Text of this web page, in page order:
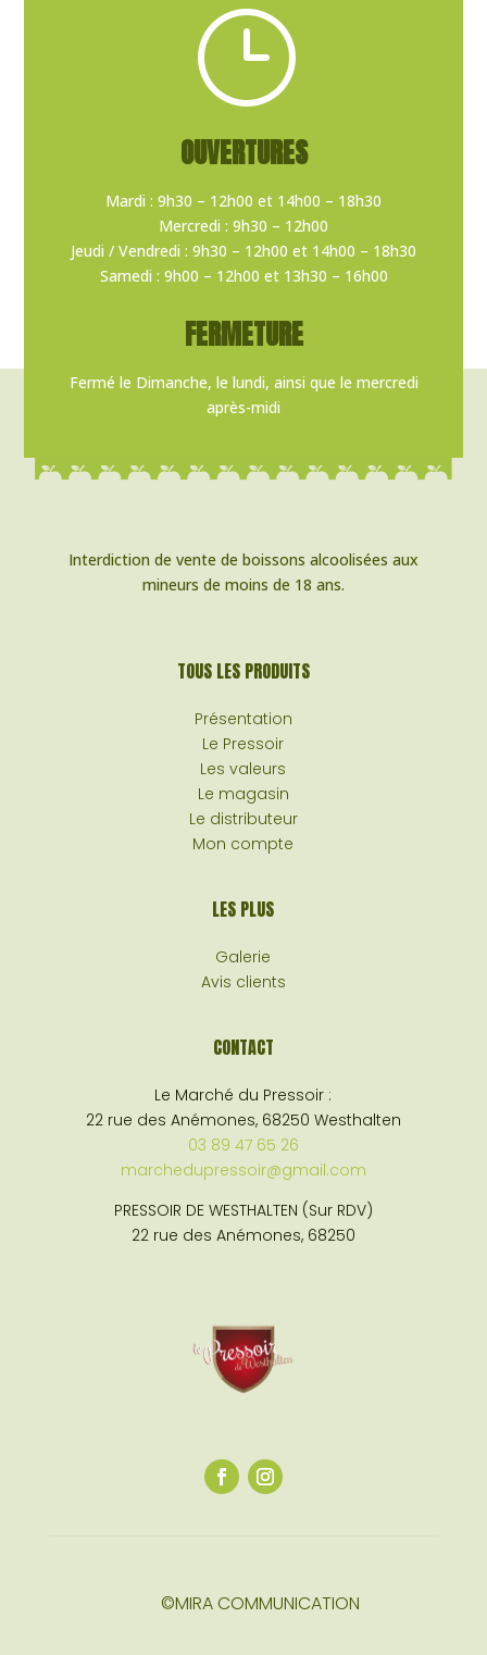
}
OUVERTURES
Mardi : 9h30 – 12h00 et 14h00 – 18h30
Mercredi : 9h30 – 12h00
Jeudi / Vendredi : 9h30 – 12h00 et 14h00 – 18h30
Samedi : 9h00 – 12h00 et 13h30 – 16h00
FERMETURE
Fermé le Dimanche, le lundi, ainsi que le mercredi
après-midi
Interdiction de vente de boissons alcoolisées aux
mineurs de moins de 18 ans.
TOUS LES PRODUITS
Présentation
Le Pressoir
Les valeurs
Le magasin
Le distributeur
Mon compte
LES PLUS
Galerie
Avis clients
CONTACT
Le Marché du Pressoir :
22 rue des Anémones, 68250 Westhalten
03 89 47 65 26
marchedupressoir@gmail.com
PRESSOIR DE WESTHALTEN (Sur RDV)
22 rue des Anémones, 68250
©MIRA COMMUNICATION